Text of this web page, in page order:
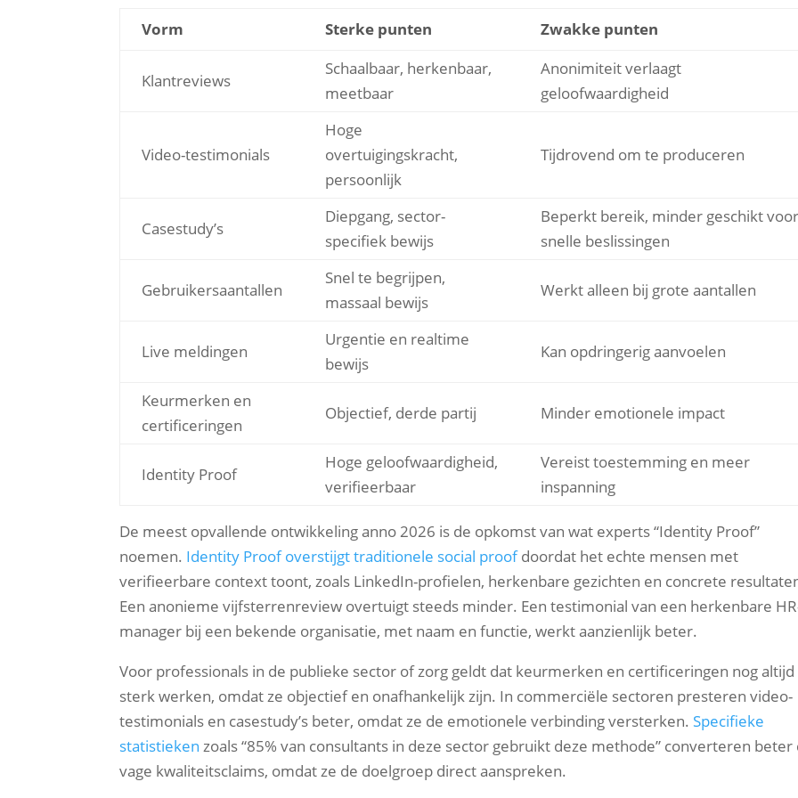
Vorm Sterke punten Zwakke punten
Klantreviews
Schaalbaar, herkenbaar,
meetbaar
Anonimiteit verlaagt
geloofwaardigheid
Video-testimonials
Hoge
overtuigingskracht,
persoonlijk
Tijdrovend om te produceren
Casestudy’s
Diepgang, sector-
specifiek bewijs
Beperkt bereik, minder geschikt
snelle beslissingen
Gebruikersaantallen
Snel te begrijpen,
massaal bewijs
Werkt alleen bij grote aantallen
Live meldingen
Urgentie en realtime
bewijs
Kan opdringerig aanvoelen
Keurmerken en
certificeringen
Objectief, derde partij Minder emotionele impact
Identity Proof
Hoge geloofwaardigheid,
verifieerbaar
Vereist toestemming en meer
inspanning
De meest opvallende ontwikkeling anno 2026 is de opkomst van wat experts “Identity Proof”
noemen. Identity Proof overstijgt traditionele social proofdoordat het echte mensen met
verifieerbare context toont, zoals LinkedIn-profielen, herkenbare gezichten en concrete
Een anonieme vijfsterrenreview overtuigt steeds minder. Een testimonial van een herkenbare
manager bij een bekende organisatie, met naam en functie, werkt aanzienlijk beter.
Voor professionals in de publieke sector of zorg geldt dat keurmerken en certificeringen nog altijd
sterk werken, omdat ze objectief en onafhankelijk zijn. In commerciële sectoren presteren video-
testimonials en casestudy’s beter, omdat ze de emotionele verbinding versterken. Specifieke
statistieken zoals “85% van consultants in deze sector gebruikt deze methode” converteren beter
vage kwaliteitsclaims, omdat ze de doelgroep direct aanspreken.